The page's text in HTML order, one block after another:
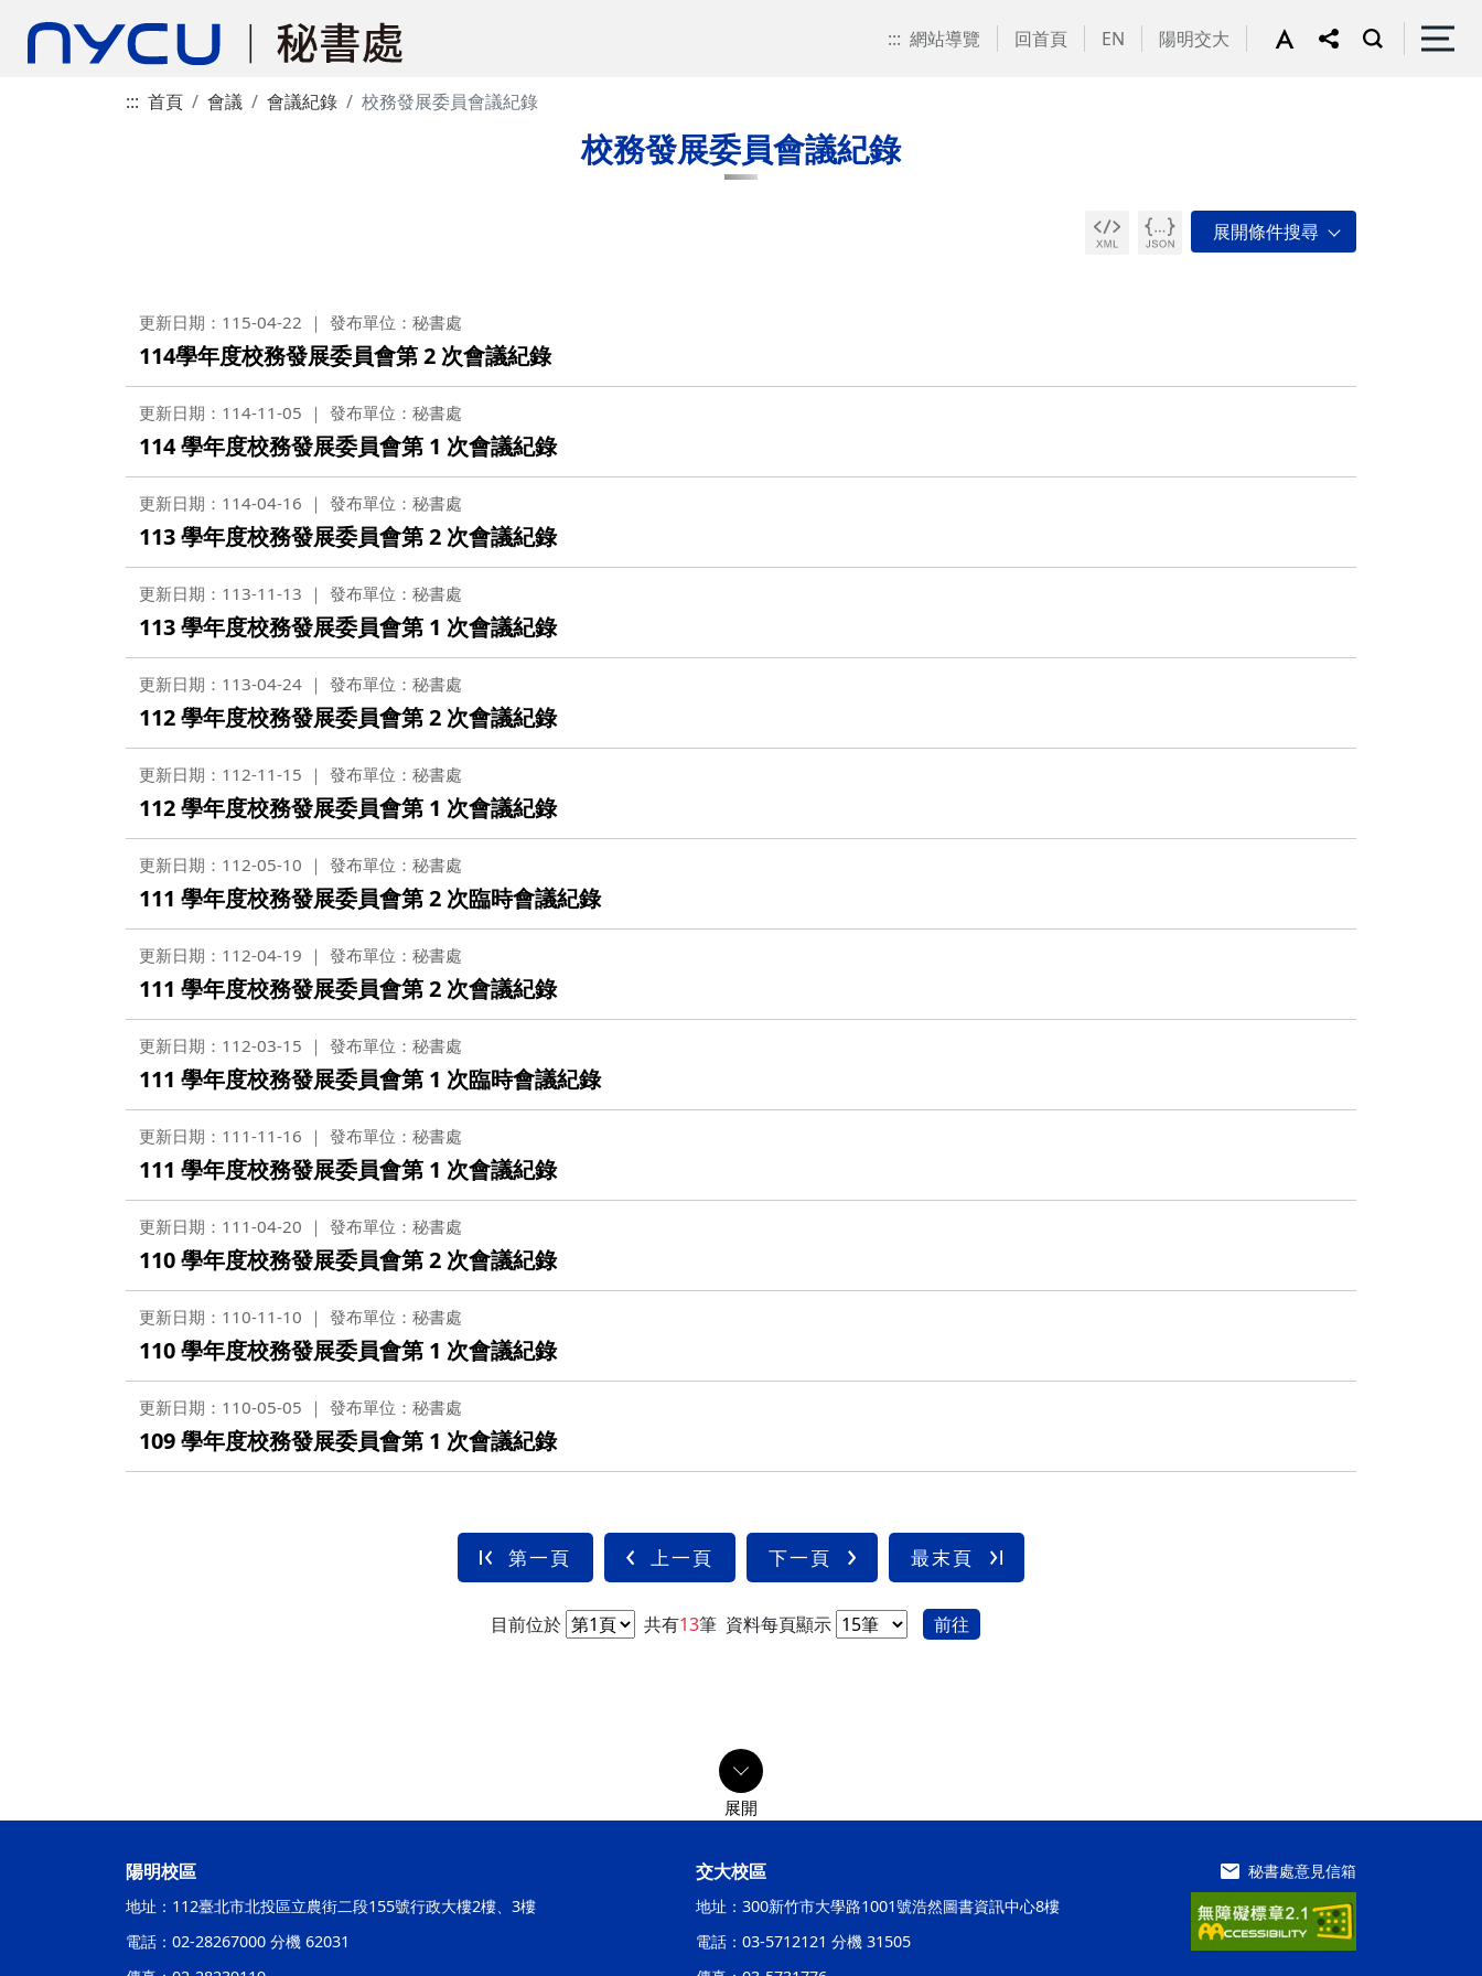
::: 網站導覽 回首頁 EN 陽明交大
::: 首頁 會議 會議紀錄 校務發展委員會議紀錄
校務發展委員會議紀錄
更新日期：115-04-22 發布單位：秘書處
114學年度校務發展委員會第 2 次會議紀錄
更新日期：114-11-05 發布單位：秘書處
114 學年度校務發展委員會第 1 次會議紀錄
更新日期：114-04-16 發布單位：秘書處
113 學年度校務發展委員會第 2 次會議紀錄
更新日期：113-11-13 發布單位：秘書處
113 學年度校務發展委員會第 1 次會議紀錄
更新日期：113-04-24 發布單位：秘書處
112 學年度校務發展委員會第 2 次會議紀錄
更新日期：112-11-15 發布單位：秘書處
112 學年度校務發展委員會第 1 次會議紀錄
更新日期：112-05-10 發布單位：秘書處
111 學年度校務發展委員會第 2 次臨時會議紀錄
更新日期：112-04-19 發布單位：秘書處
111 學年度校務發展委員會第 2 次會議紀錄
更新日期：112-03-15 發布單位：秘書處
111 學年度校務發展委員會第 1 次臨時會議紀錄
更新日期：111-11-16 發布單位：秘書處
111 學年度校務發展委員會第 1 次會議紀錄
更新日期：111-04-20 發布單位：秘書處
110 學年度校務發展委員會第 2 次會議紀錄
更新日期：110-11-10 發布單位：秘書處
110 學年度校務發展委員會第 1 次會議紀錄
更新日期：110-05-05 發布單位：秘書處
109 學年度校務發展委員會第 1 次會議紀錄
第一頁 上一頁 下一頁 最末頁
目前位於 共有13筆 資料每頁顯示 前往
陽明校區
地址：112臺北市北投區立農街二段155號行政大樓2樓、3樓
電話：02-28267000 分機 62031
交大校區
地址：300新竹市大學路1001號浩然圖書資訊中心8樓
電話：03-5712121 分機 31505
秘書處意見信箱